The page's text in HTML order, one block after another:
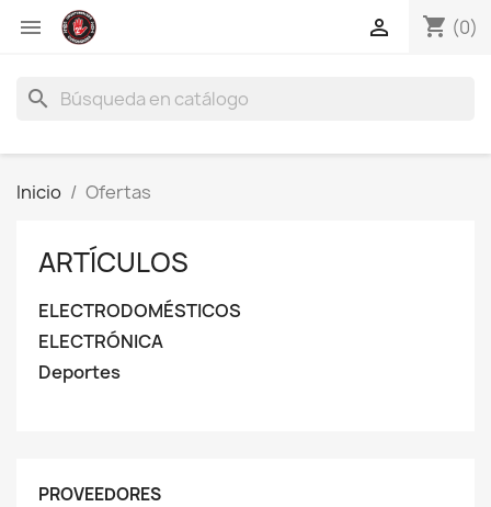
 shopping_cart (0)

search
Inicio Ofertas
ARTÍCULOS
ELECTRODOMÉSTICOS
ELECTRÓNICA
Deportes
PROVEEDORES